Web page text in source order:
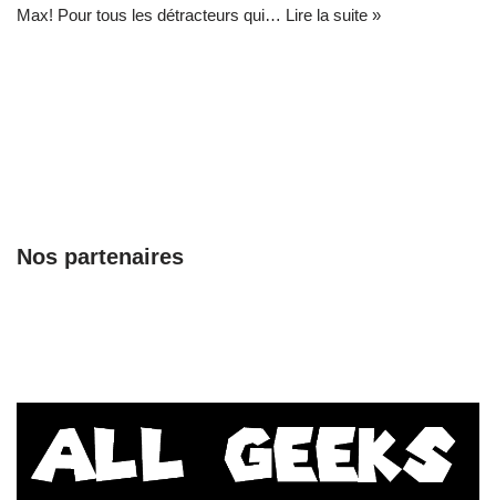
Max! Pour tous les détracteurs qui… Lire la suite »
Nos partenaires